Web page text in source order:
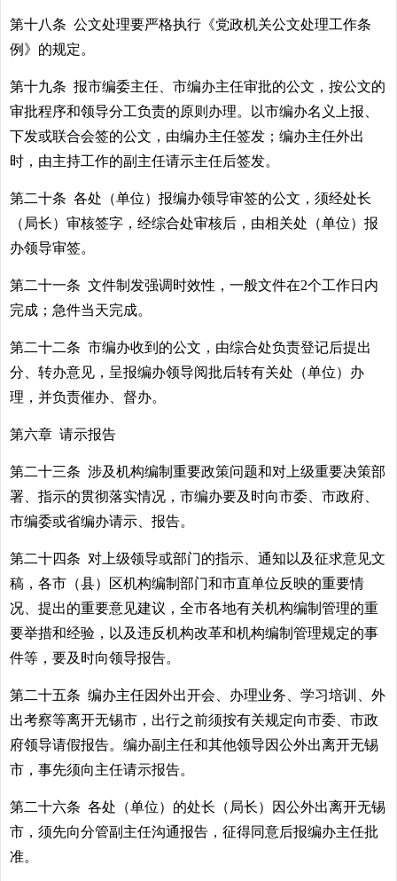
第十八条 公文处理要严格执行《党政机关公文处理工作条
例》的规定。
第十九条 报市编委主任、市编办主任审批的公文，按公文的
审批程序和领导分工负责的原则办理。以市编办名义上报、
下发或联合会签的公文，由编办主任签发；编办主任外出
时，由主持工作的副主任请示主任后签发。
第二十条 各处（单位）报编办领导审签的公文，须经处长
（局长）审核签字，经综合处审核后，由相关处（单位）报
办领导审签。
第二十一条 文件制发强调时效性，一般文件在2个工作日内
完成；急件当天完成。
第二十二条 市编办收到的公文，由综合处负责登记后提出
分、转办意见，呈报编办领导阅批后转有关处（单位）办
理，并负责催办、督办。
第六章 请示报告
第二十三条 涉及机构编制重要政策问题和对上级重要决策部
署、指示的贯彻落实情况，市编办要及时向市委、市政府、
市编委或省编办请示、报告。
第二十四条 对上级领导或部门的指示、通知以及征求意见文
稿，各市（县）区机构编制部门和市直单位反映的重要情
况、提出的重要意见建议，全市各地有关机构编制管理的重
要举措和经验，以及违反机构改革和机构编制管理规定的事
件等，要及时向领导报告。
第二十五条 编办主任因外出开会、办理业务、学习培训、外
出考察等离开无锡市，出行之前须按有关规定向市委、市政
府领导请假报告。编办副主任和其他领导因公外出离开无锡
市，事先须向主任请示报告。
第二十六条 各处（单位）的处长（局长）因公外出离开无锡
市，须先向分管副主任沟通报告，征得同意后报编办主任批
准。